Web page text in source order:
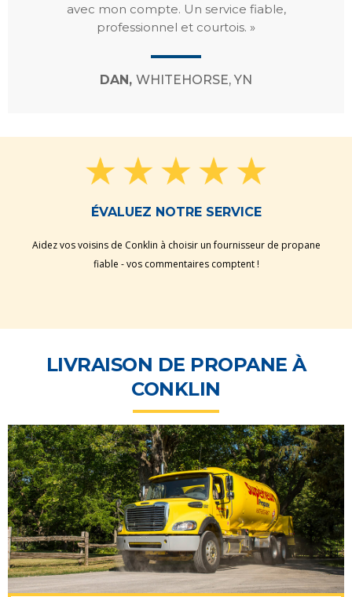
avec mon compte. Un service fiable,
professionnel et courtois. »
DAN, WHITEHORSE, YN
ÉVALUEZ NOTRE SERVICE
Aidez vos voisins de Conklin à choisir un fournisseur de propane
fiable - vos commentaires comptent !
LIVRAISON DE PROPANE À
CONKLIN